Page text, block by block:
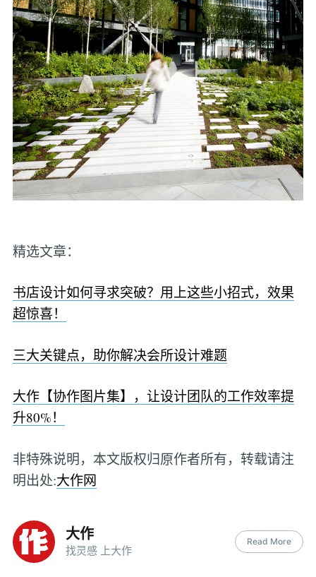
精选文章：
书店设计如何寻求突破？用上这些小招式，效果
超惊喜！
三大关键点，助你解决会所设计难题
大作【协作图片集】，让设计团队的工作效率提
升80%！
非特殊说明，本文版权归原作者所有，转载请注
明出处:大作网
大作
找灵感 上大作
Read More